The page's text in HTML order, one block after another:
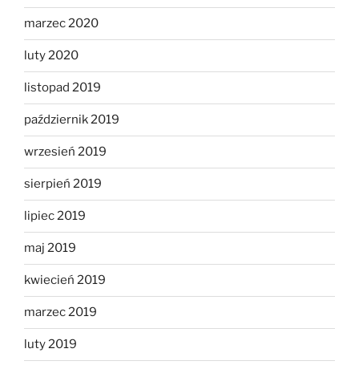
marzec 2020
luty 2020
listopad 2019
październik 2019
wrzesień 2019
sierpień 2019
lipiec 2019
maj 2019
kwiecień 2019
marzec 2019
luty 2019